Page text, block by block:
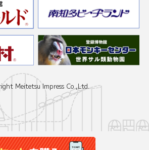
Meitetsu Impress Co.,Ltd.